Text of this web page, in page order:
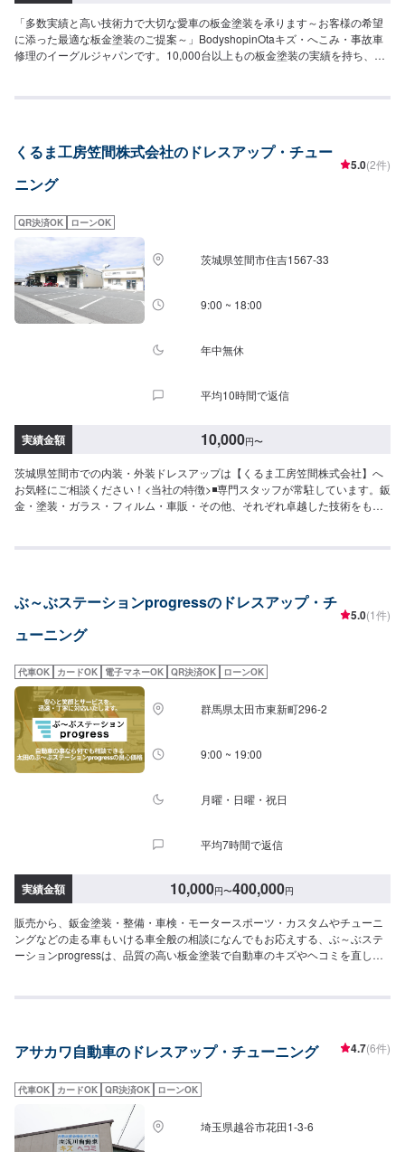
「多数実績と高い技術力で大切な愛車の板金塗装を承ります～お客様の希望
に添った最適な板金塗装のご提案～」BodyshopinOtaキズ・へこみ・事故車
修理のイーグルジャパンです。10,000台以上もの板金塗装の実績を持ち、太
にお客様の大切な思い出を乗せた日常を彩る大切な相棒であり、熟練の職人
した上で、長年培った技術力を駆使して最適な方法のご提案をさせていただ
きます。スバル車に関しましては他社様でお断りされる様な内容でも承って
います。ぜひ、お問い合わせください！--------------------------------------------------
だければ作業開始【4】仕上がり次第納車-----納期について-----納期は通常3~5
日程度で納車となります。納期は前後する場合がございます。予め、ご了承
ください。-----パーツ持ち込みについて-----パーツの持ち込み可能です。オフ
ァーにて詳細をお願い致します。-----代車について-----無料の代車をご用意し
ています。お車の作業中は代車をご利用ください。※代車の燃料代はお客様に
ご負担いただいております。-----ご来店時の注意、受付方法-----当工場は竹の
くら様を過ぎ左手にMMM様の看板がある所を右折していただければ工場があ
話いただければと思います。入庫の際はお気をつけてお越しください。駐車
【定休日・営業時間】定休日：日曜日、祝日営業時間：9:00~18:00
くるま工房笠間株式会社のドレスアップ・チュー
ニング
5.0(2件)
QR決済OK ローンOK
茨城県笠間市住吉1567-33
9:00 ~ 18:00
年中無休
平均10時間で返信
実績金額 10,000円〜
茨城県笠間市での内装・外装ドレスアップは【くるま工房笠間株式会社】へ
お気軽にご相談ください！<当社の特徴>◾専門スタッフが常駐しています。鈑
金・塗装・ガラス・フィルム・車販・その他、それぞれ卓越した技術をもつ
乗っている間は保証します。◾土・日・祝も営業してるのでお客様がお休みで
ンをご提案！>★お安く済ませたい…★お時間があまり取れない…などのご相
談もお気軽にどうぞ！【1】オファーにてお問い合わせ【2】お見積り【3】
お見積りにご納得いただければ作業開始【4】仕上がり次第納車-----納期につ
場合がございます。予めご了承ください。-----代車について-----代車をご用意
しています。お車の作業中は代車をご利用ください。※代車の燃料代はお客様
にご負担いただいております。-----ご来店時の注意、受付方法-----入庫の際は
お気をつけてお越しください。駐車スペースは事務所前の空いているスペー
スに駐車してください。受付はスタッフへ「メンテモで予約しました」とお
伝えください。ご案内いたします。【定休日・営業時間】定休日：年中無休
（大型連休のみ休み）営業時間：9:00~18:00
ぶ～ぶステーションprogressのドレスアップ・チ
ューニング
5.0(1件)
代車OK カードOK 電子マネーOK QR決済OK ローンOK
群馬県太田市東新町296-2
9:00 ~ 19:00
月曜・日曜・祝日
平均7時間で返信
実績金額 10,000円〜400,000円
販売から、鈑金塗装・整備・車検・モータースポーツ・カスタムやチューニ
ングなどの走る車もいける車全般の相談になんでもお応えする、ぶ～ぶステ
ーションprogressは、品質の高い板金塗装で自動車のキズやヘコミを直しま
ので、お気軽にお問い合わせください。ブレーキパッドの交換や車内のクリ
ドバイスを心掛けております。--------------------------------------------------【1】オ
作業開始【4】仕上がり次第納車-----納期について-----納期は通常2日～3日程
度で納車となります。納期は前後する場合がございます。予め、ご了承くだ
さい。-----代車について-----無料の代車をご用意しています。お車の作業中は
代車をご利用ください。※代車の燃料代はお客様にご負担いただいておりま
アサカワ自動車のドレスアップ・チューニング 4.7(6件)
代車OK カードOK QR決済OK ローンOK
埼玉県越谷市花田1-3-6